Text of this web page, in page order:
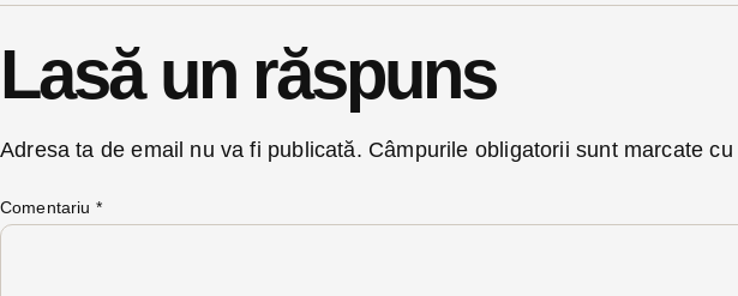
Lasă un răspuns
Adresa ta de email nu va fi publicată. Câmpurile obligatorii sunt marcate cu
Comentariu *